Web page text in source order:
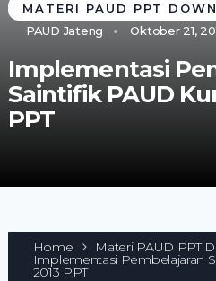
MATERI PAUD PPT
PAUD Jateng
Oktober 21,
Implementasi
Saintifik PAUD
PPT
Home Materi PAUD PPT
Implementasi Pembelajaran
2013 PPT